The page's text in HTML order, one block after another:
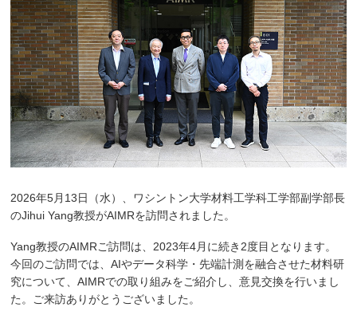
2026年5月13日（水）、ワシントン大学材料工学科工学部副学部長
のJihui Yang教授がAIMRを訪問されました。
Yang教授のAIMRご訪問は、2023年4月に続き2度目となります。
今回のご訪問では、AIやデータ科学・先端計測を融合させた材料研
究について、AIMRでの取り組みをご紹介し、意見交換を行いまし
た。ご来訪ありがとうございました。